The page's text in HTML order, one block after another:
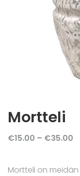
Mortteli
€15.00 – €35.00
Mortteli on